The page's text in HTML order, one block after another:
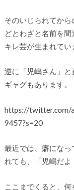
そのいじられてか
どとわざと名前を
キレ芸が生まれてい
逆に「児嶋さん」
ギャグもあります。
https://twitter.com/
9457?s=20
最近では、癖にな
れても、「児嶋だよ
ここまでくると、何